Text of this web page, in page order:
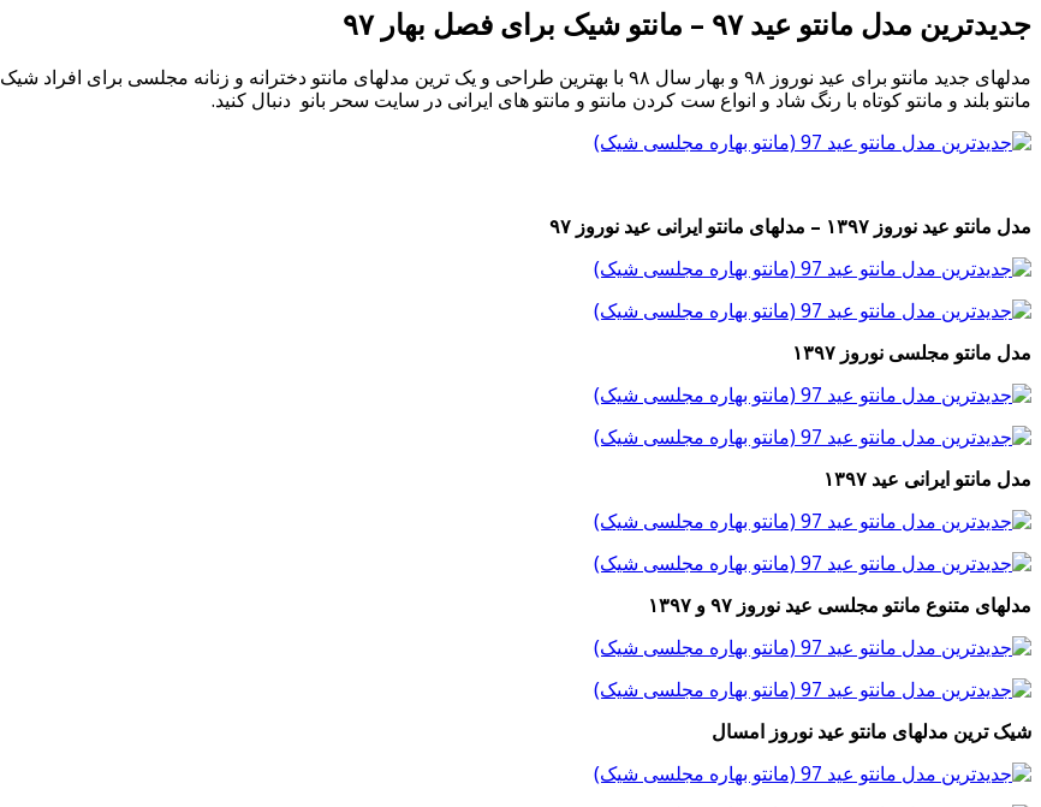
جدیدترین مدل مانتو عید ۹۷ – مانتو شیک برای فصل بهار ۹۷
مدلهای جدید مانتو برای عید نوروز ۹۸ و بهار سال ۹۸ با بهترین طراحی و یک ترین مدلهای مانتو
مانتو بلند و مانتو کوتاه با رنگ شاد و انواع ست کردن مانتو و مانتو های ایرانی در سایت سحر بانو دنبال کنید.
مدل مانتو عید نوروز ۱۳۹۷ – مدلهای مانتو ایرانی عید نوروز ۹۷
مدل مانتو مجلسی نوروز ۱۳۹۷
مدل مانتو ایرانی عید ۱۳۹۷
مدلهای متنوع مانتو مجلسی عید نوروز ۹۷ و ۱۳۹۷
شیک ترین مدلهای مانتو عید نوروز امسال